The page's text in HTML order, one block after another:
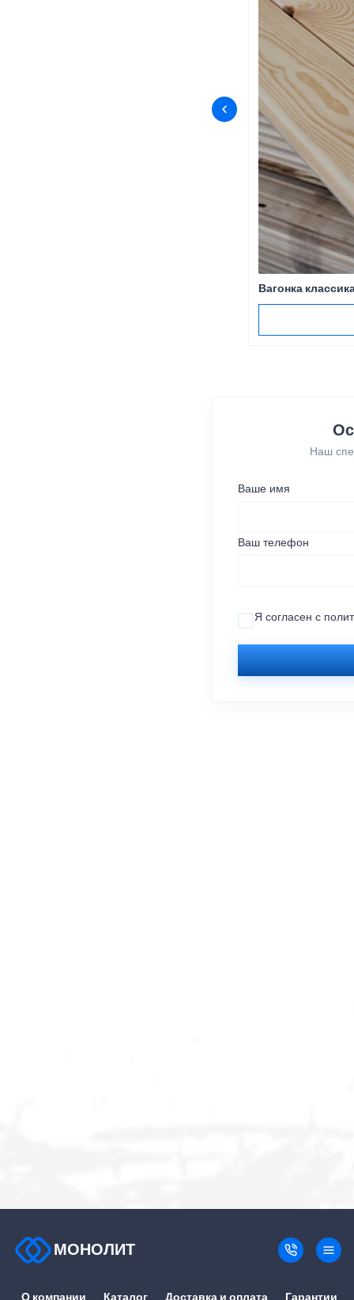
Вагонка
Наш
Ваше имя
Ваш телефон
Я согласен с
МОНОЛИТ
О компании Каталог Доставка и оплата Гарантии